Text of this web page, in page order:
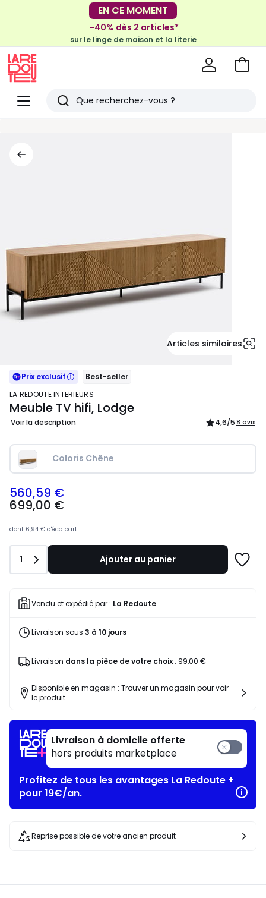
-30€ tous les 100€*
sur le meuble & la déco
EN CE MOMENT
-40% dès 2 articles*
sur le linge de maison et la literie
Menu
Redoute
Rechercher
Voir
Articles similaires
Prix exclusif
Best-seller
LA REDOUTE INTERIEURS
Meuble TV hifi, Lodge
Voir la description 4,6/5 8 avis
Coloris Chêne
699,00
€
à
programme
pour
payer
place
560,59
560,59 €
699,00 €
dont 6,94 € d'éco part
Quantité
1 Ajouter au panier
Vendu et expédié par : La Redoute
Livraison sous 3 à 10 jours
Livraison dans la pièce de votre choix: 99,00 €
Disponible en magasin : Trouver un magasin pour voir
le produit
Livraison à domicile offerte
hors produits marketplace
Profitez de tous les avantages La Redoute +
pour 19€/an.
Reprise possible de votre ancien produit